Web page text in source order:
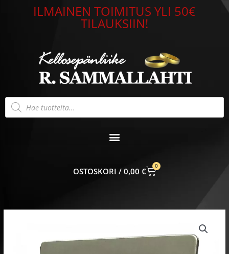
ILMAINEN TOIMITUS YLI 50€
TILAUKSIIN!
Products
search
0,00 €
0
CART